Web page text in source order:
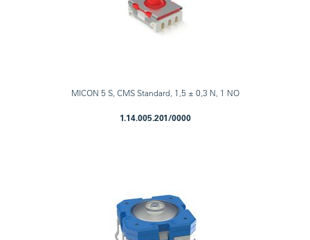
MICON 5 S, CMS Standard, 1,5 ± 0,3 N, 1 NO
1.14.005.201/0000